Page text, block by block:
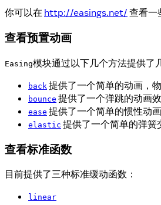
你可以在 http://easings.net/ 查看一
查看预置动画
Easing模块通过以下几个方法提供了
back 提供了一个简单的动画，
bounce 提供了一个弹跳的动画
ease 提供了一个简单的惯性动
elastic 提供了一个简单的弹簧
查看标准函数
目前提供了三种标准缓动函数：
linear